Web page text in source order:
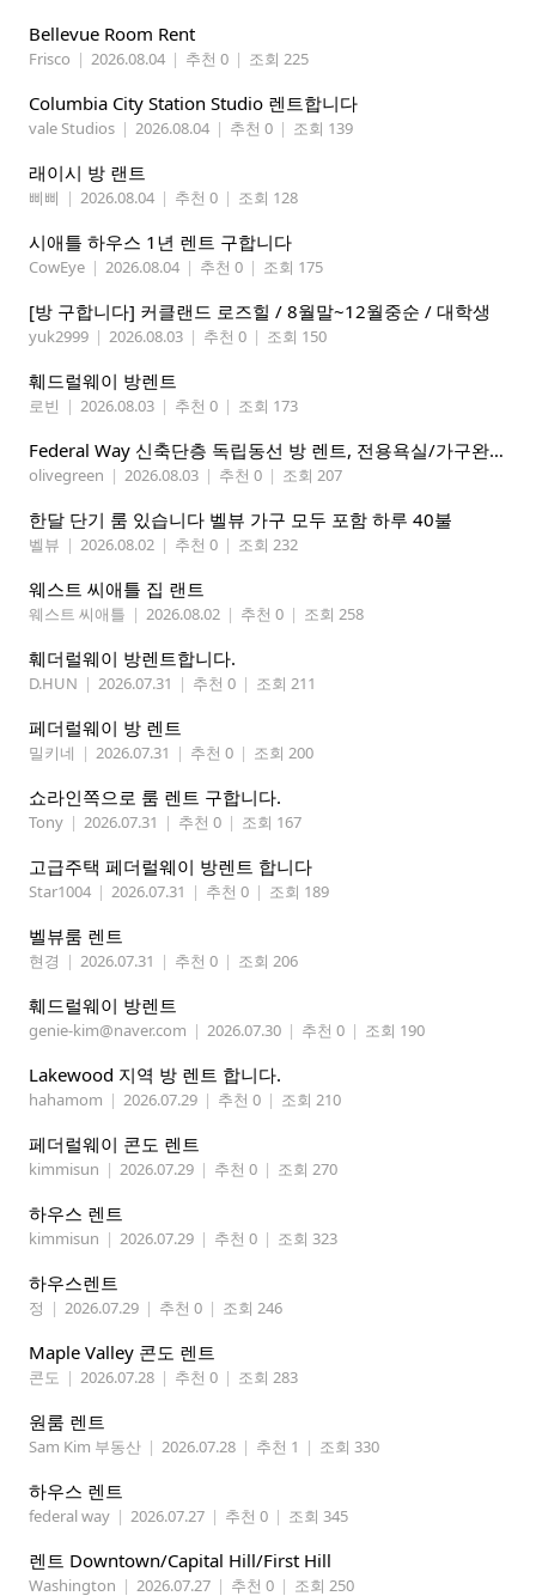
Bellevue Room Rent
Frisco | 2026.08.04 | 추천 0 | 조회 225
Columbia City Station Studio 렌트합니다
vale Studios | 2026.08.04 | 추천 0 | 조회 139
래이시 방 랜트
삐삐 | 2026.08.04 | 추천 0 | 조회 128
시애틀 하우스 1년 렌트 구합니다
CowEye | 2026.08.04 | 추천 0 | 조회 175
[방 구합니다] 커클랜드 로즈힐 / 8월말~12월중순 / 대학생
yuk2999 | 2026.08.03 | 추천 0 | 조회 150
훼드럴웨이 방렌트
로빈 | 2026.08.03 | 추천 0 | 조회 173
Federal Way 신축단층 독립동선 방 렌트, 전용욕실/가구완비 (여자분)
olivegreen | 2026.08.03 | 추천 0 | 조회 207
한달 단기 룸 있습니다 벨뷰 가구 모두 포함 하루 40불
벨뷰 | 2026.08.02 | 추천 0 | 조회 232
웨스트 씨애틀 집 랜트
웨스트 씨애틀 | 2026.08.02 | 추천 0 | 조회 258
훼더럴웨이 방렌트합니다.
D.HUN | 2026.07.31 | 추천 0 | 조회 211
페더럴웨이 방 렌트
밀키네 | 2026.07.31 | 추천 0 | 조회 200
쇼라인쪽으로 룸 렌트 구합니다.
Tony | 2026.07.31 | 추천 0 | 조회 167
고급주택 페더럴웨이 방렌트 합니다
Star1004 | 2026.07.31 | 추천 0 | 조회 189
벨뷰룸 렌트
현경 | 2026.07.31 | 추천 0 | 조회 206
훼드럴웨이 방렌트
genie-kim@naver.com | 2026.07.30 | 추천 0 | 조회 190
Lakewood 지역 방 렌트 합니다.
hahamom | 2026.07.29 | 추천 0 | 조회 210
페더럴웨이 콘도 렌트
kimmisun | 2026.07.29 | 추천 0 | 조회 270
하우스 렌트
kimmisun | 2026.07.29 | 추천 0 | 조회 323
하우스렌트
정 | 2026.07.29 | 추천 0 | 조회 246
Maple Valley 콘도 렌트
콘도 | 2026.07.28 | 추천 0 | 조회 283
원룸 렌트
Sam Kim 부동산 | 2026.07.28 | 추천 1 | 조회 330
하우스 렌트
federal way | 2026.07.27 | 추천 0 | 조회 345
렌트 Downtown/Capital Hill/First Hill
Washington | 2026.07.27 | 추천 0 | 조회 250